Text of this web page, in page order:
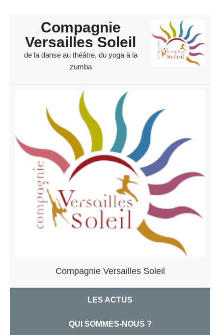
Compagnie
Versailles Soleil
de la danse au théâtre, du yoga à la
zumba
Compagnie Versailles Soleil
LES ACTUS
QUI SOMMES-NOUS ?